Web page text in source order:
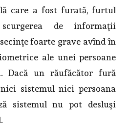
care a fost furată, furtul
de informaţii
foarte grave avînd în
ale unei persoane
Dacă un răufăcător fură
sistemul nici persoana
sistemul nu pot desluşi